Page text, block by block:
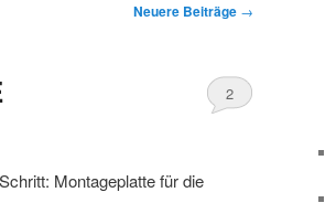
Neuere Beiträge →
2
Montageplatte für die